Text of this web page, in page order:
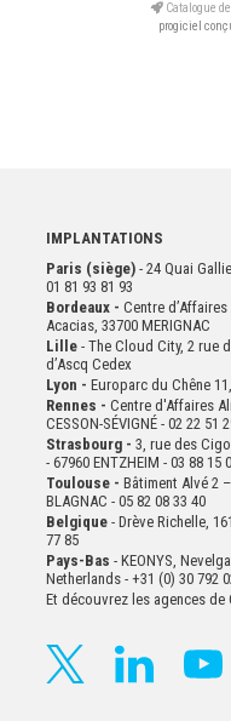
Catalogue
progiciel
IMPLANTATIONS
Paris (siège) - 24 Quai
01 81 93 81 93
Bordeaux - Centre
Acacias, 33700 MERIGNAC
Lille- The Cloud City, 2 rue
d’Ascq Cedex
Lyon - Europarc du Chêne
Rennes - Centre d'Affaires
CESSON-SÉVIGNÉ - 02 22 51
Strasbourg - 3, rue des
- 67960 ENTZHEIM - 03 88 15
Toulouse - Bâtiment Alvé 2
BLAGNAC - 05 82 08 33 40
Belgique- Drève Richelle,
77 85
Pays-Bas - KEONYS,
Netherlands - +31 (0) 30 792
Et découvrez les agences